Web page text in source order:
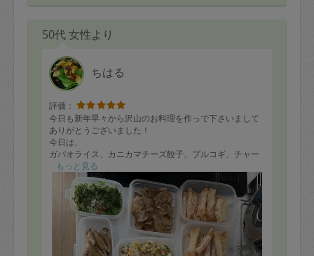
50代 女性より
ちはる
評価：
今日も新年早々から沢山のお料理を作っで下さいまして
ありがとうございました！
今日は、
ガパオライス、カニカマチーズ餃子、プルコギ、チャー
ハン、スナップエンドウとベーコン玉子炒めをリクエス
トしました。その他はちはるさんのお任せで、鶏手羽ス
ティックソテー、大根サラダ、白菜と豚バラミルフィー
ユ鍋、ほうれん草ナムル、ジャーマンポテト等沢山のお
料理を作って頂きました。
ちはるさんとのおしゃべりも楽しく、
癒しひと時でした。
来週も引き続きよろしくお願い致します🙇
もっと見る